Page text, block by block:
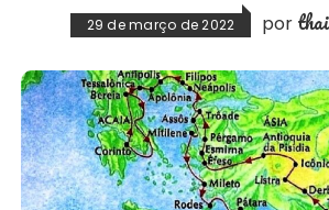
29 de março de 2022 por